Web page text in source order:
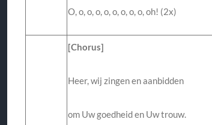
O, o, o, o, o, o, o, o, o, oh! (2x)
[Chorus]
Heer, wij zingen en aanbidden
om Uw goedheid en Uw trouw.